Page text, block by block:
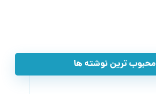
محبوب ترین نوشته ها